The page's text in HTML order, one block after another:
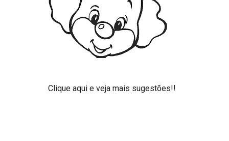
Clique aqui e veja mais sugestões!!